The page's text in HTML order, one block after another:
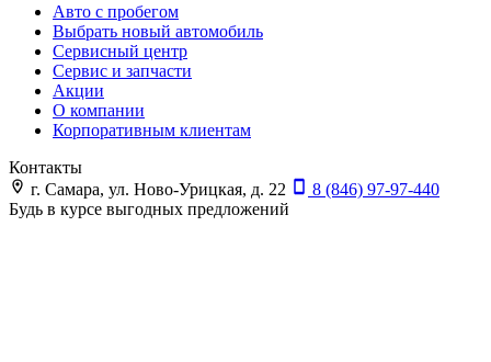
Авто с пробегом
Выбрать новый автомобиль
Сервисный центр
Сервис и запчасти
Акции
О компании
Корпоративным клиентам
Контакты
г. Самара, ул. Ново-Урицкая, д. 22
8 (846) 97-97-440
Будь в курсе выгодных предложений